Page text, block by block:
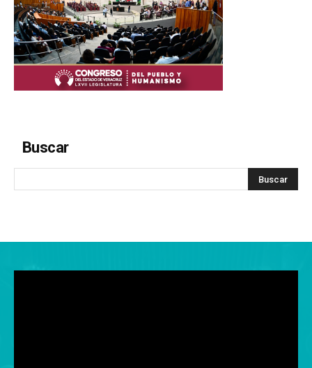
Buscar